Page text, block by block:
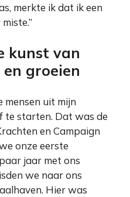
merkte ik dat ik een
kunst van
groeien
mensen uit mijn
te starten. Dat was de
en Campaign
onze eerste
jaar met ons
we naar ons
Hier was